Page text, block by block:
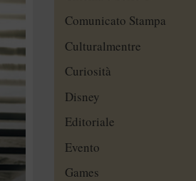
Comunicato Stampa
Culturalmentre
Curiosità
Disney
Editoriale
Evento
Games